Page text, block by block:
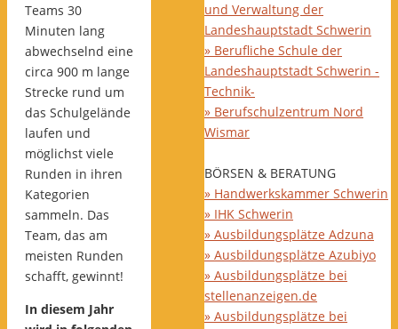
Teams 30
Minuten lang
abwechselnd eine
circa 900 m lange
Strecke rund um
das Schulgelände
laufen und
möglichst viele
Runden in ihren
Kategorien
sammeln. Das
Team, das am
meisten Runden
schafft, gewinnt!
In diesem Jahr
und Verwaltung der
Landeshauptstadt Schwerin
» Berufliche Schule der
Landeshauptstadt Schwerin -
Technik-
» Berufschulzentrum Nord
Wismar
BÖRSEN & BERATUNG
» Handwerkskammer Schwerin
» IHK Schwerin
» Ausbildungsplätze Adzuna
» Ausbildungsplätze Azubiyo
» Ausbildungsplätze bei
stellenanzeigen.de
» Ausbildungsplätze bei